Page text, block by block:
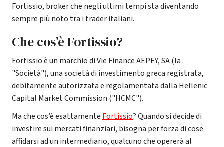
Fortissio, broker che negli ultimi tempi sta diventando
sempre più noto tra i trader italiani.
Che cos’è Fortissio?
Fortissio è un marchio di Vie Finance AEPEY, SA (la
"Società"), una società di investimento greca registrata,
debitamente autorizzata e regolamentata dalla Hellenic
Capital Market Commission ("HCMC").
Ma che cos’è esattamente Fortissio? Quando si decide di
investire sui mercati finanziari, bisogna per forza di cose
affidarsi ad un intermediario, qualcuno che opererà al